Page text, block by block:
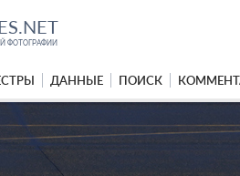
ФОТОГРАФИИ
ДАННЫЕ ПОИСК